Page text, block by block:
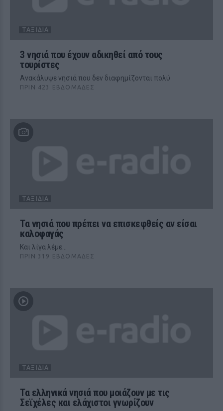
ΤΑΞΊΔΙΑ
3 νησιά που έχουν αδικηθεί από τους
τουρίστες
Ανακάλυψε νησιά που δεν διαφημίζονται πολύ
ΠΡΙΝ 423 ΕΒΔΟΜΆΔΕΣ
ΤΑΞΊΔΙΑ
Τα νησιά που πρέπει να επισκεφθείς αν είσαι
καλοφαγάς
Και λίγα λέμε...
ΠΡΙΝ 319 ΕΒΔΟΜΆΔΕΣ
ΤΑΞΊΔΙΑ
Τα ελληνικά νησιά που μοιάζουν με τις
Σεϊχέλες και ελάχιστοι γνωρίζουν